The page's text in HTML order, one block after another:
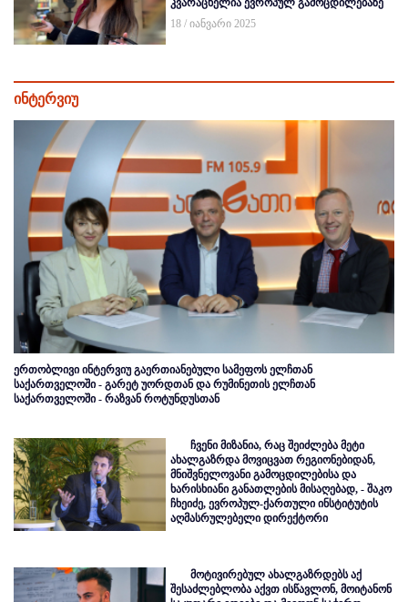
კვარაცხელია ევროპულ გამოცდილებაზე
18 / იანვარი 2025
ინტერვიუ
ერთობლივი ინტერვიუ გაერთიანებული სამეფოს ელჩთან
საქართველოში - გარეტ უორდთან და რუმინეთის ელჩთან
საქართველოში - რაზვან როტუნდუსთან
ჩვენი მიზანია, რაც შეიძლება მეტი
ახალგაზრდა მოვიცვათ რეგიონებიდან,
მნიშვნელოვანი გამოცდილებისა და
ხარისხიანი განათლების მისაღებად, - შაკო
ჩხეიძე, ევროპულ-ქართული ინსტიტუტის
აღმასრულებელი დირექტორი
მოტივირებულ ახალგაზრდებს აქ
შესაძლებლობა აქვთ ისწავლონ, მოიტანონ